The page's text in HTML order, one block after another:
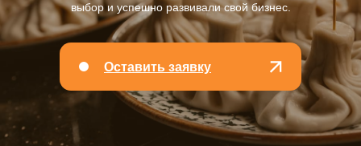
Оставить заявку
выбор и успешно развивали свой бизнес.